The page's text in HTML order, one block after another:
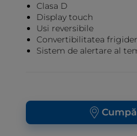
Clasa D
Display touch
Usi reversibile
Convertibilitatea
Sistem de alertare al